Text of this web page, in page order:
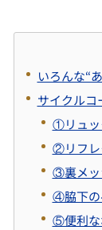
いろんな“
サイクルコ
①リュッ
②リフレ
③裏メッ
④脇下の
⑤便利な